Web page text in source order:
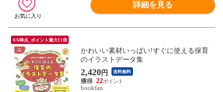
詳細を見る
8/6時点_ポイント最大11倍
かわいい素材いっぱい!すぐに使える保育
のイラストデータ集
2,420円 送料無料
22
bookfan